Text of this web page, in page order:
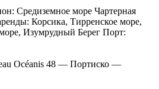
Средиземное море Чартерная
Корсика, Тирренское море,
Изумрудный Берег Порт:
Océanis 48 — Портиско —